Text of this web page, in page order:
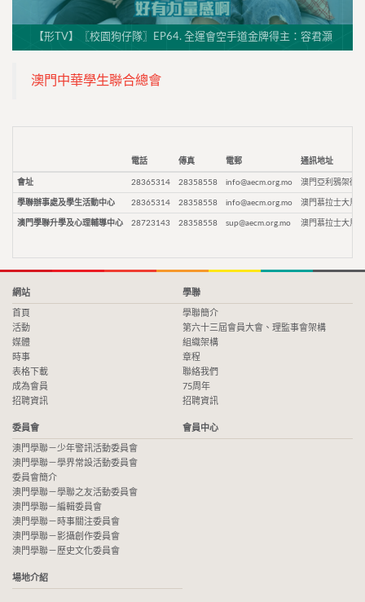
【形TV】〖校園狗仔隊〗EP64. 全運會空手道金牌得主：容君灝
澳門中華學生聯合總會
電話 傳真 電郵 通訊地址
會址 28365314 28358558 info@aecm.org.mo 澳門亞利鴉架街9
學聯辦事處及學生活動中心 28365314 28358558 info@aecm.org.mo 澳門慕拉士大馬
澳門學聯升學及心理輔導中心 28723143 28358558 sup@aecm.org.mo 澳門慕拉士大馬
網站
首頁
活動
媒體
時事
表格下載
成為會員
招聘資訊
學聯
學聯簡介
第六十三屆會員大會、理監事會架構
組織架構
章程
聯絡我們
75周年
招聘資訊
委員會
澳門學聯－少年警訊活動委員會
澳門學聯－學界常設活動委員會
委員會簡介
澳門學聯－學聯之友活動委員會
澳門學聯－編輯委員會
澳門學聯－時事關注委員會
澳門學聯－影攝創作委員會
澳門學聯－歷史文化委員會
會員中心
場地介紹